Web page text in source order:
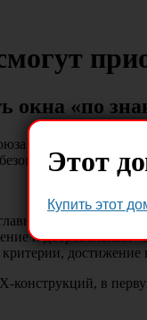
окна «по
станет
безопасным для
критериев
и
в
Этот
Купить этот